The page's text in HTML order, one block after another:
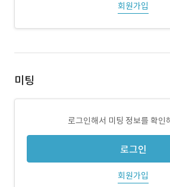
회원가입
미팅
로그인해서 미팅 정보를 확인
로그인
회원가입